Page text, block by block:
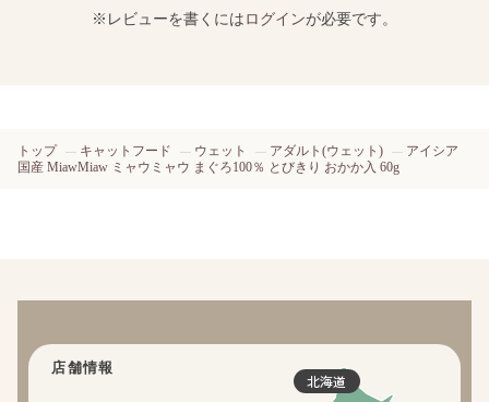
※レビューを書くにはログインが必要です。
トップ キャットフード ウェット アダルト(ウェット)
アイシア
国産 MiawMiaw ミャウミャウ まぐろ100％ とびきり おかか入 60g
店舗情報
北海道